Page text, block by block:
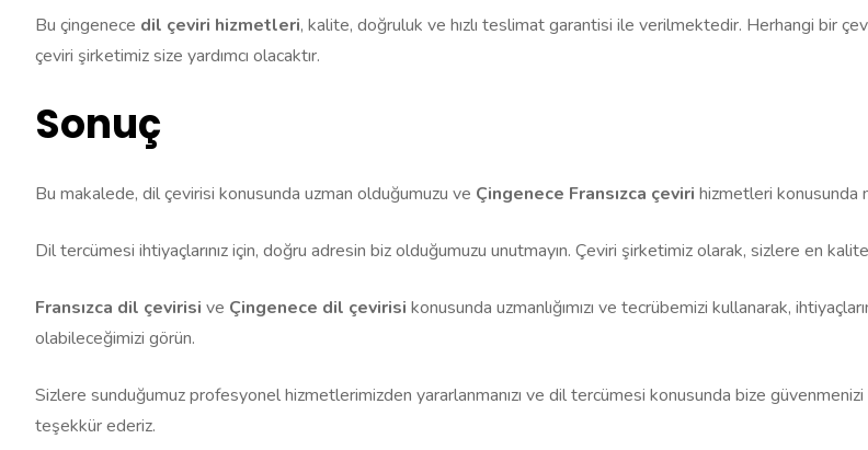
Bu çingenece dil çeviri hizmetleri, kalite, doğruluk ve hızlı teslimat garantisi ile verilmektedir. Herhangi bir
çeviri şirketimiz size yardımcı olacaktır.
Sonuç
Bu makalede, dil çevirisi konusunda uzman olduğumuzu ve Çingenece Fransızca çeviri hizmetleri konusunda
Dil tercümesi ihtiyaçlarınız için, doğru adresin biz olduğumuzu unutmayın. Çeviri şirketimiz olarak, sizlere en
Fransızca dil çevirisi ve Çingenece dil çevirisi konusunda uzmanlığımızı ve tecrübemizi kullanarak,
olabileceğimizi görün.
Sizlere sunduğumuz profesyonel hizmetlerimizden yararlanmanızı ve dil tercümesi konusunda bize
teşekkür ederiz.